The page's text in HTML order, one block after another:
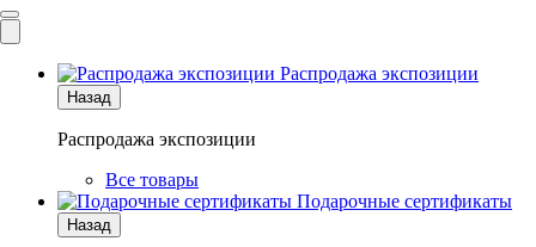
Распродажа экспозиции
Назад
Распродажа экспозиции
Все товары
Подарочные сертификаты
Назад